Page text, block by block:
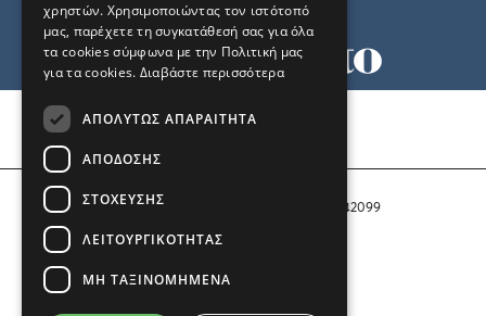
Αριθμός Πιστοποίησης Μ.Η.Τ. 242099
COPYRIGHT © 2026 Το Μανιφέστο
χρηστών. Χρησιμοποιώντας τον ιστότοπό
μας, παρέχετε τη συγκατάθεσή σας για όλα
τα cookies σύμφωνα με την Πολιτική μας
για τα cookies. Διαβάστε περισσότερα
ΑΠΟΛΎΤΩΣ ΑΠΑΡΑΊΤΗΤΑ
ΑΠΌΔΟΣΗΣ
ΣΤΌΧΕΥΣΗΣ
ΛΕΙΤΟΥΡΓΙΚΌΤΗΤΑΣ
ΜΗ ΤΑΞΙΝΟΜΗΜΈΝΑ